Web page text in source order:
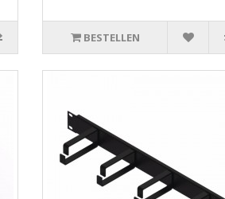
BESTELLEN